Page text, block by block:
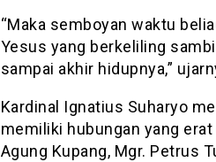
“Maka semboyan waktu
Yesus yang berkeliling
sampai akhir hidupnya,”
Kardinal Ignatius Suharyo
memiliki hubungan yang
Agung Kupang, Mgr. Petrus